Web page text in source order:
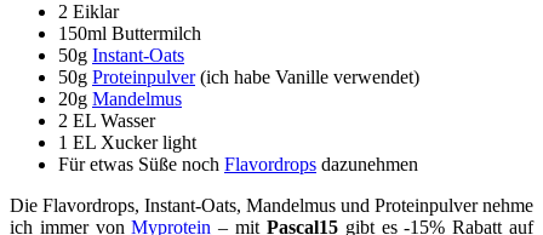
2 Eiklar
150ml Buttermilch
50g Instant-Oats
50g Proteinpulver(ich habe Vanille verwendet)
20g Mandelmus
2 EL Wasser
1 EL Xucker light
Für etwas Süße noch Flavordrops dazunehmen
Die Flavordrops, Instant-Oats, Mandelmus und Proteinpulver nehme
ich immer vonMyprotein – mit Pascal15gibt es -15% Rabatt auf